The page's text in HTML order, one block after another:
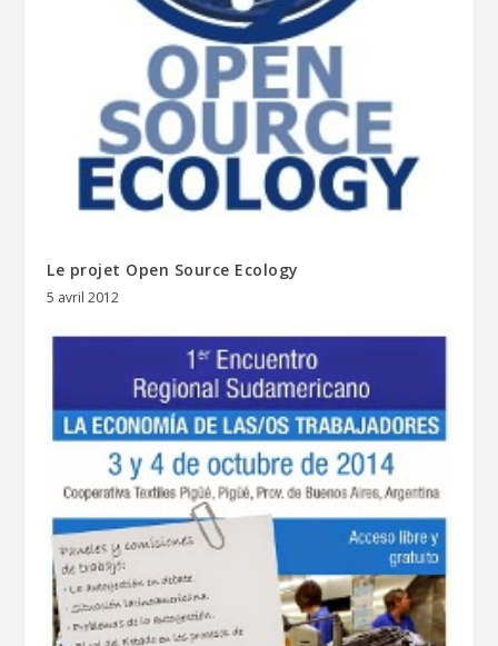
Le projet Open Source Ecology
5 avril 2012